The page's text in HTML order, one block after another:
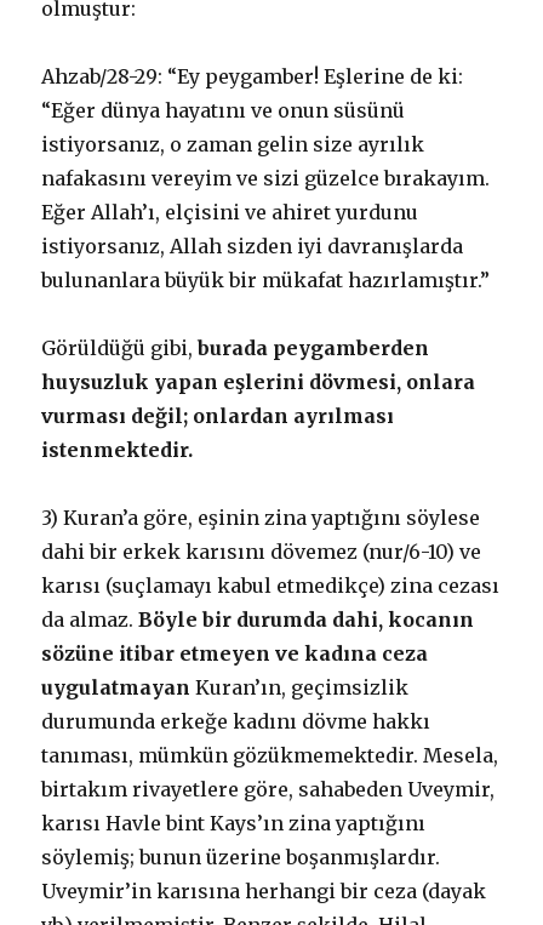
olmuştur:
Ahzab/28-29: “Ey peygamber! Eşlerine de ki:
“Eğer dünya hayatını ve onun süsünü
istiyorsanız, o zaman gelin size ayrılık
nafakasını vereyim ve sizi güzelce bırakayım.
Eğer Allah’ı, elçisini ve ahiret yurdunu
istiyorsanız, Allah sizden iyi davranışlarda
bulunanlara büyük bir mükafat hazırlamıştır.”
Görüldüğü gibi, burada peygamberden
huysuzluk yapan eşlerini dövmesi, onlara
vurması değil; onlardan ayrılması
istenmektedir.
3) Kuran’a göre, eşinin zina yaptığını söylese
dahi bir erkek karısını dövemez (nur/6-10) ve
karısı (suçlamayı kabul etmedikçe) zina cezası
da almaz.Böyle bir durumda dahi, kocanın
sözüne itibar etmeyen ve kadına ceza
uygulatmayan Kuran’ın, geçimsizlik
durumunda erkeğe kadını dövme hakkı
tanıması, mümkün gözükmemektedir. Mesela,
birtakım rivayetlere göre, sahabeden Uveymir,
karısı Havle bint Kays’ın zina yaptığını
söylemiş; bunun üzerine boşanmışlardır.
Uveymir’in karısına herhangi bir ceza (dayak